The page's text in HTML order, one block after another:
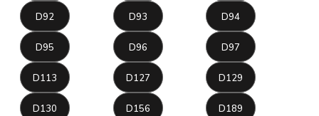
D92 D93 D94
D95 D96 D97
D113 D127 D129
D130 D156 D189